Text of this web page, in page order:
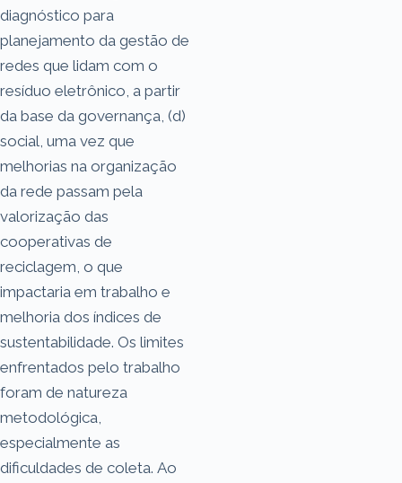
diagnóstico para
planejamento da gestão de
redes que lidam com o
resíduo eletrônico, a partir
da base da governança, (d)
social, uma vez que
melhorias na organização
da rede passam pela
valorização das
cooperativas de
reciclagem, o que
impactaria em trabalho e
melhoria dos índices de
sustentabilidade. Os limites
enfrentados pelo trabalho
foram de natureza
metodológica,
especialmente as
dificuldades de coleta. Ao